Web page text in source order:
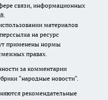
связи, информационных
материалов
на ресурс
применены нормы
правах.
за комментарии
"народные новости".
рекомендательные